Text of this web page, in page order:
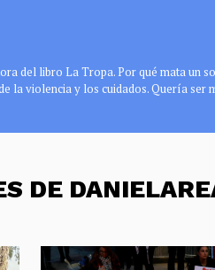
del libro La Tropa. Por qué mata un
la violencia y los cuidados. Quería ser
DE